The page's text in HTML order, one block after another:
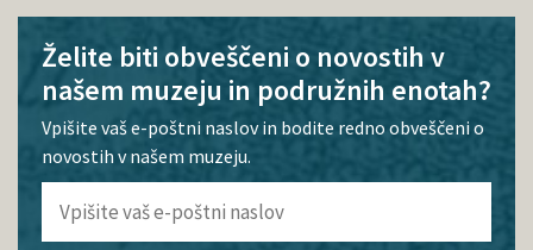
Želite biti obveščeni o novostih v
našem muzeju in podružnih enotah?
Vpišite vaš e-poštni naslov in bodite redno obveščeni o
novostih v našem muzeju.